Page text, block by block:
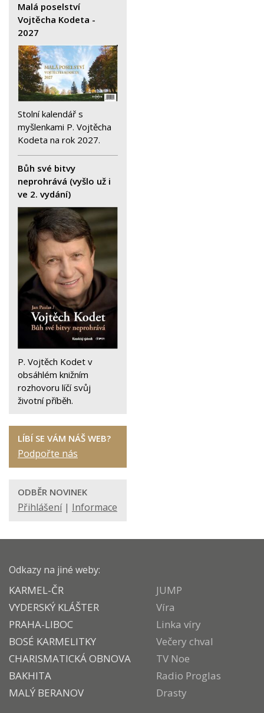
Malá poselství
Vojtěcha Kodeta -
2027
Stolní kalendář s
myšlenkami P. Vojtěcha
Kodeta na rok 2027.
Bůh své bitvy
neprohrává (vyšlo už i
ve 2. vydání)
P. Vojtěch Kodet v
obsáhlém knižním
rozhovoru líčí svůj
životní příběh.
LÍBÍ SE VÁM NÁŠ WEB?
Podpořte nás
ODBĚR NOVINEK
Přihlášení| Informace
Odkazy na jiné weby:
KARMEL-ČR
VYDERSKÝ KLÁŠTER
PRAHA-LIBOC
BOSÉ KARMELITKY
CHARISMATICKÁ OBNOVA
BAKHITA
MALÝ BERANOV
JUMP
Víra
Linka víry
Večery chval
TV Noe
Radio Proglas
Drasty